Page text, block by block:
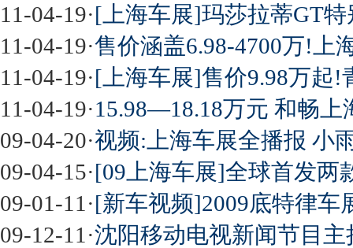
11-04-19·[上海车展]玛莎拉蒂GT特
11-04-19·售价涵盖6.98-4700万!上
11-04-19·[上海车展]售价9.98万起!
11-04-19·15.98—18.18万元 和畅上
09-04-20·视频:上海车展全播报 小
09-04-15·[09上海车展]全球首发两
09-01-11 ·[新车视频]2009底特律车
09-12-11 ·沈阳移动电视新闻节目主